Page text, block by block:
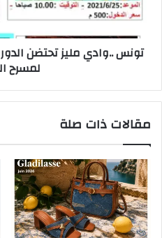
تونس ..وادي مليز تحتضن
لمسرح
مقالات ذات صلة